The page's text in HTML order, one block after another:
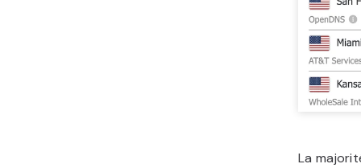
La